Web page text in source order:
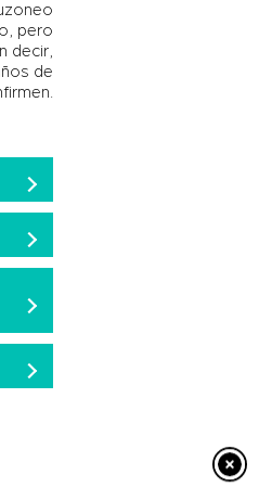
pero
decir,
de